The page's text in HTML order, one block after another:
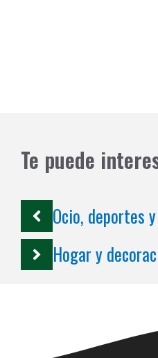
Te puede
Ocio, deportes
Hogar y